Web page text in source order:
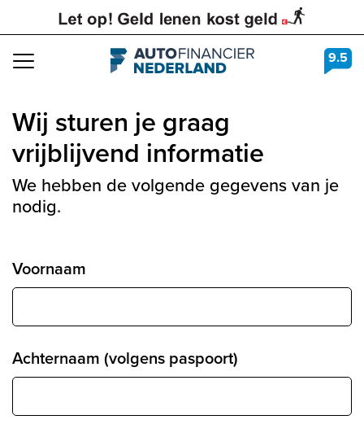
Navigation 9.5
Wij sturen je graag
vrijblijvend informatie
We hebben de volgende gegevens van je
nodig.
Voornaam
Achternaam (volgens paspoort)